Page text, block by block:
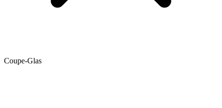
Coupe-Glas